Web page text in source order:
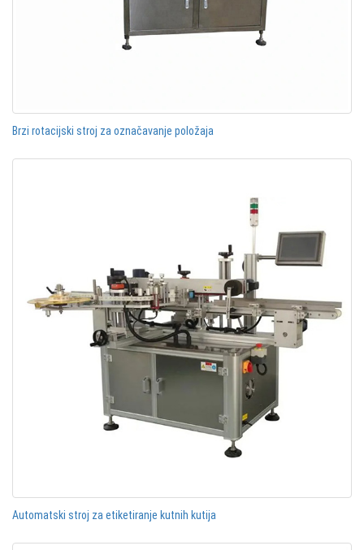
Brzi rotacijski stroj za označavanje položaja
Automatski stroj za etiketiranje kutnih kutija